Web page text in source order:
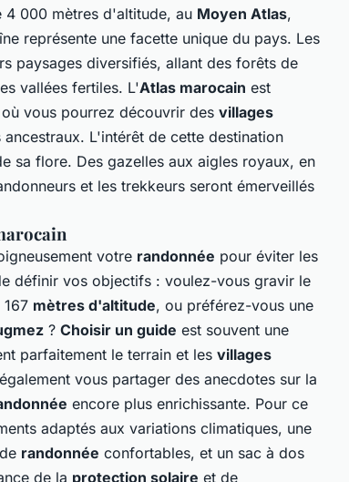
4 000 mètres d'altitude, au Moyen Atlas,
représente une facette unique du pays. Les
paysages diversifiés, allant des forêts de
vallées fertiles. L'Atlas marocain est
vous pourrez découvrir des villages
ancestraux. L'intérêt de cette destination
sa flore. Des gazelles aux aigles royaux, en
et les trekkeurs seront émerveillés
votre randonnée pour éviter les
définir vos objectifs : voulez-vous gravir le
mètres d'altitude, ou préférez-vous une
? Choisir un guide est souvent une
parfaitement le terrain et les villages
vous partager des anecdotes sur la
encore plus enrichissante. Pour ce
adaptés aux variations climatiques, une
randonnée confortables, et un sac à dos
de la protection solaire et de